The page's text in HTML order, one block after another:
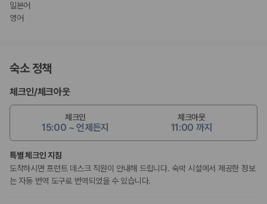
일본어
영어
숙소 정책
체크인/체크아웃
체크인
15:00 ~ 언제든지
체크아웃
11:00 까지
특별 체크인 지침
도착하시면 프런트 데스크 직원이 안내해 드립니다. 숙박 시설에서 제공한 정보
는 자동 번역 도구로 번역되었을 수 있습니다.